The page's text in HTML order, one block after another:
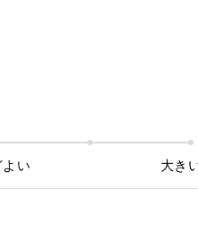
い 大き